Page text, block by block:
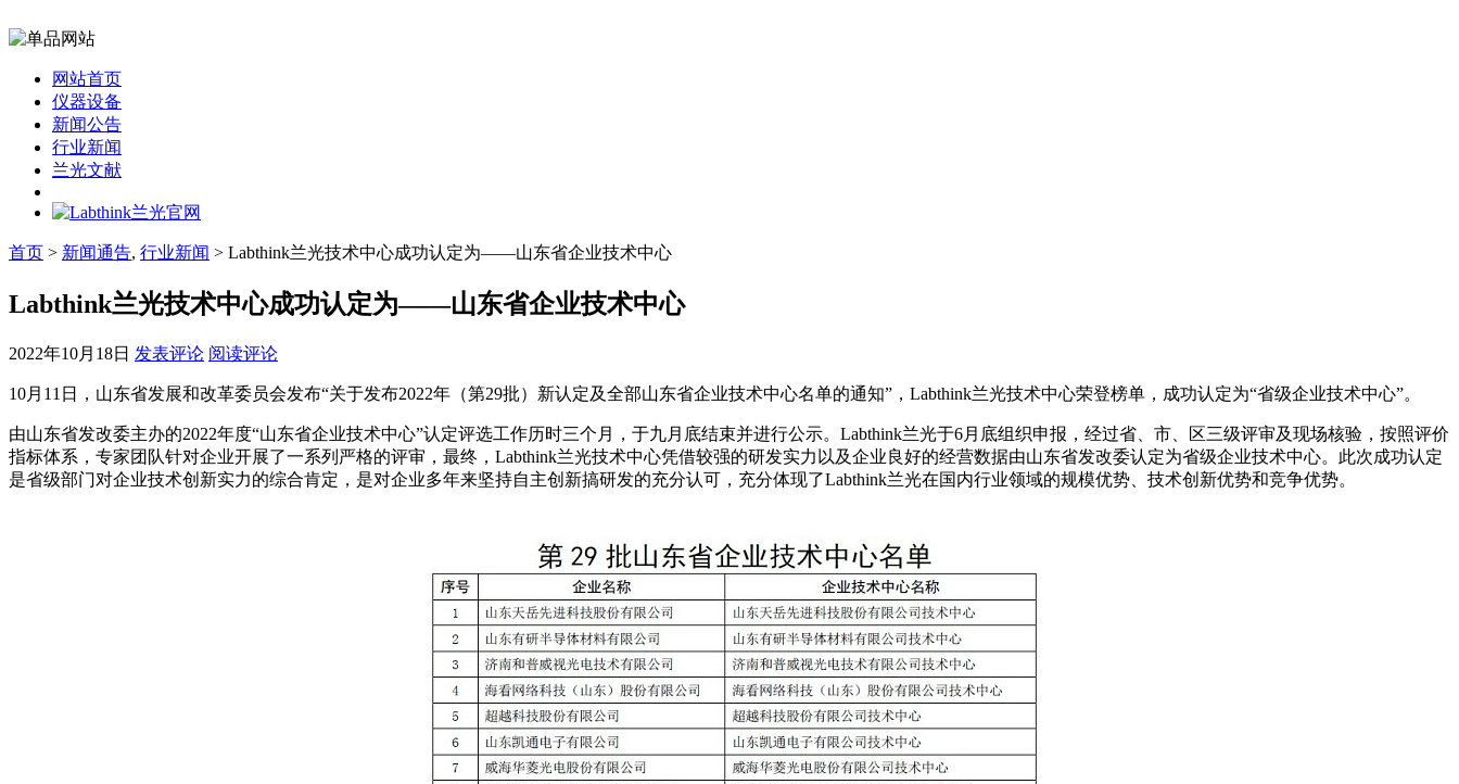
网站首页
仪器设备
新闻公告
行业新闻
兰光文献
首页 > 新闻通告, 行业新闻 > Labthink兰光技术中心成功认定为——山东省企业技术中心
Labthink兰光技术中心成功认定为——山东省企业技术中心
2022年10月18日 发表评论 阅读评论
10月11日，山东省发展和改革委员会发布“关于发布2022年（第29批）新认定及全部山东省企业技术中心名单的通知”，Labthink兰光技术中心荣登榜单，成功认定为“省级企业技术中心”。
由山东省发改委主办的2022年度“山东省企业技术中心”认定评选工作历时三个月，于九月底结束并进行公示。Labthink兰光于6月底组织申报，经过省、市、区三级评审及现场核验，按照评价
指标体系，专家团队针对企业开展了一系列严格的评审，最终，Labthink兰光技术中心凭借较强的研发实力以及企业良好的经营数据由山东省发改委认定为省级企业技术中心。此次成功认定
是省级部门对企业技术创新实力的综合肯定，是对企业多年来坚持自主创新搞研发的充分认可，充分体现了Labthink兰光在国内行业领域的规模优势、技术创新优势和竞争优势。